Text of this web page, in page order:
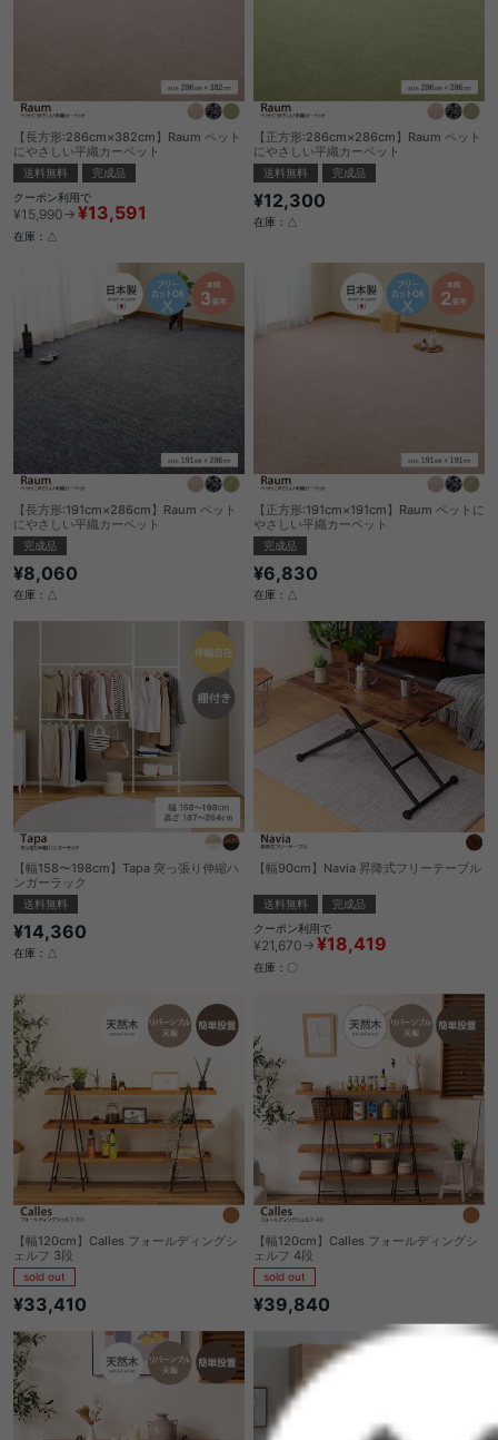
【長方形:286cm×382cm】Raum ペット
にやさしい平織カーペット
送料無料
完成品
クーポン利用で
¥15,990→ ¥13,591
在庫：△
【正方形:286cm×286cm】Raum ペット
にやさしい平織カーペット
送料無料 完成品
¥12,300
在庫：△
【長方形:191cm×286cm】Raum ペット
にやさしい平織カーペット
完成品
¥8,060
在庫：△
【正方形:191cm×191cm】Raum ペットに
やさしい平織カーペット
完成品
¥6,830
在庫：△
【幅158〜198cm】Tapa 突っ張り伸縮ハ
ンガーラック
送料無料
¥14,360
在庫：△
【幅90cm】Navia 昇降式フリーテーブル
送料無料
完成品
クーポン利用で
¥21,670→ ¥18,419
在庫：〇
【幅120cm】Calles フォールディングシ
ェルフ 3段
sold out
¥33,410
【幅120cm】Calles フォールディングシ
ェルフ 4段
sold out
¥39,840